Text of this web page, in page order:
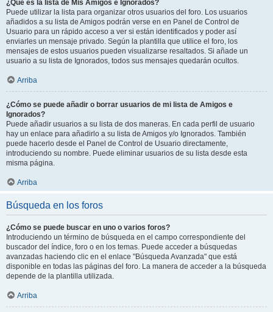
¿Qué es la lista de Mis Amigos e Ignorados?
Puede utilizar la lista para organizar otros usuarios del foro. Los usuarios
añadidos a su lista de Amigos podrán verse en en Panel de Control de
Usuario para un rápido acceso a ver si están identificados y poder así
enviarles un mensaje privado. Según la plantilla que utilice el foro, los
mensajes de estos usuarios pueden visualizarse resaltados. Si añade un
usuario a su lista de Ignorados, todos sus mensajes quedarán ocultos.
Arriba
¿Cómo se puede añadir o borrar usuarios de mi lista de Amigos e
Ignorados?
Puede añadir usuarios a su lista de dos maneras. En cada perfil de usuario
hay un enlace para añadirlo a su lista de Amigos y/o Ignorados. También
puede hacerlo desde el Panel de Control de Usuario directamente,
introduciendo su nombre. Puede eliminar usuarios de su lista desde esta
misma página.
Arriba
Búsqueda en los foros
¿Cómo se puede buscar en uno o varios foros?
Introduciendo un término de búsqueda en el campo correspondiente del
buscador del índice, foro o en los temas. Puede acceder a búsquedas
avanzadas haciendo clic en el enlace "Búsqueda Avanzada" que está
disponible en todas las páginas del foro. La manera de acceder a la búsqueda
depende de la plantilla utilizada.
Arriba